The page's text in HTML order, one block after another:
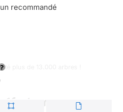
recommandé
plus de 13.000 arbres !
Facteur